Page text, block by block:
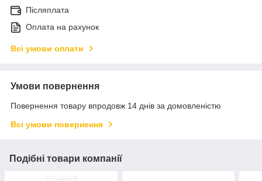
Післяплата
Оплата на рахунок
Всі умови оплати
Умови повернення
Повернення товару впродовж 14 днів за домовленістю
Всі умови повернення
Подібні товари компанії